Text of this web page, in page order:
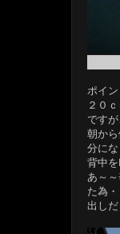
ポイ
２０
ですが
朝か
分に
背中
あ～
た為
出し